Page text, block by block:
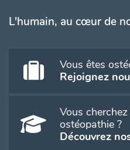
L'humain, au cœur de
Vous êtes
Rejoignez
Vous
ostéopathie ?
Découvrez